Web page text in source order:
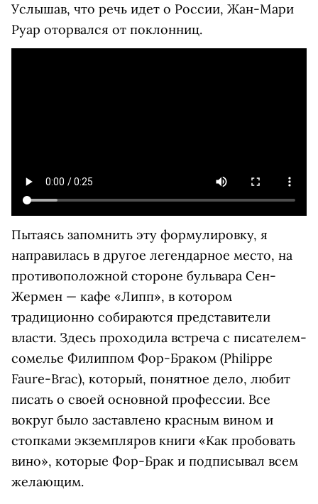
Услышав, что речь идет о России, Жан-Мари
Руар оторвался от поклонниц.
Пытаясь запомнить эту формулировку, я
направилась в другое легендарное место, на
противоположной стороне бульвара Сен-
Жермен — кафе «Липп», в котором
традиционно собираются представители
власти. Здесь проходила встреча с писателем-
сомелье Филиппом Фор-Браком (Philippe
Faure-Brac), который, понятное дело, любит
писать о своей основной профессии. Все
вокруг было заставлено красным вином и
стопками экземпляров книги «Как пробовать
вино», которые Фор-Брак и подписывал всем
желающим.